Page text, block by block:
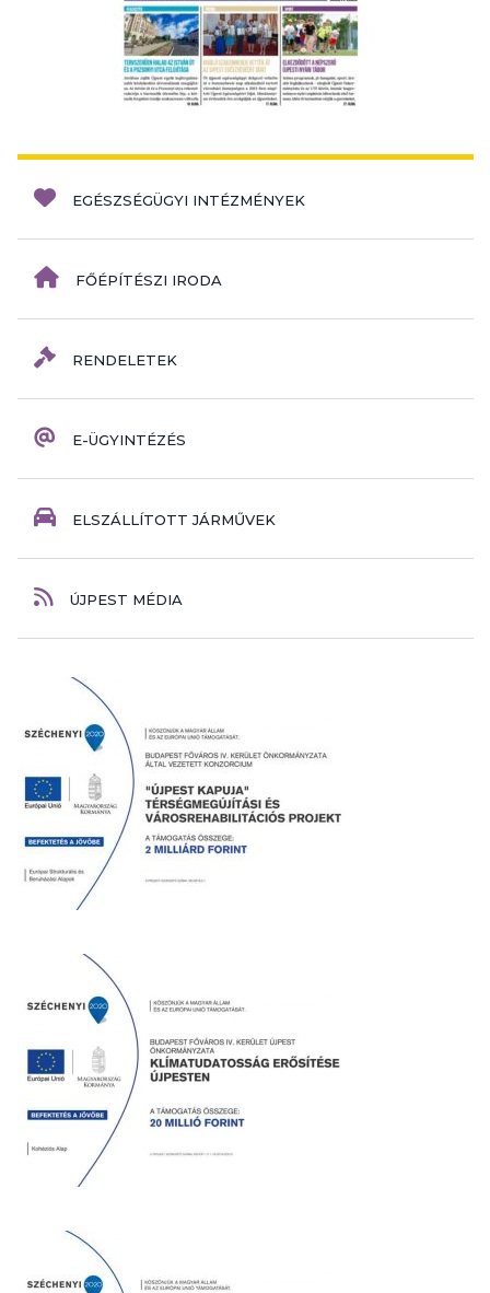
EGÉSZSÉGÜGYI INTÉZMÉNYEK
FŐÉPÍTÉSZI IRODA
RENDELETEK
E-ÜGYINTÉZÉS
ELSZÁLLÍTOTT JÁRMŰVEK
ÚJPEST MÉDIA